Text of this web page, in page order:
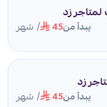
زد
يبدأ من45 / شهر
زد
يبدأ من45 / شهر